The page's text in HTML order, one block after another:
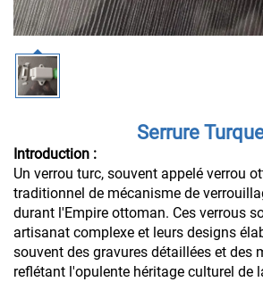
Serrure
Introduction :
Un verrou turc, souvent appelé verrou
traditionnel de mécanisme de
durant l'Empire ottoman. Ces verrous
artisanat complexe et leurs designs
souvent des gravures détaillées et des
reflétant l'opulente héritage culturel de